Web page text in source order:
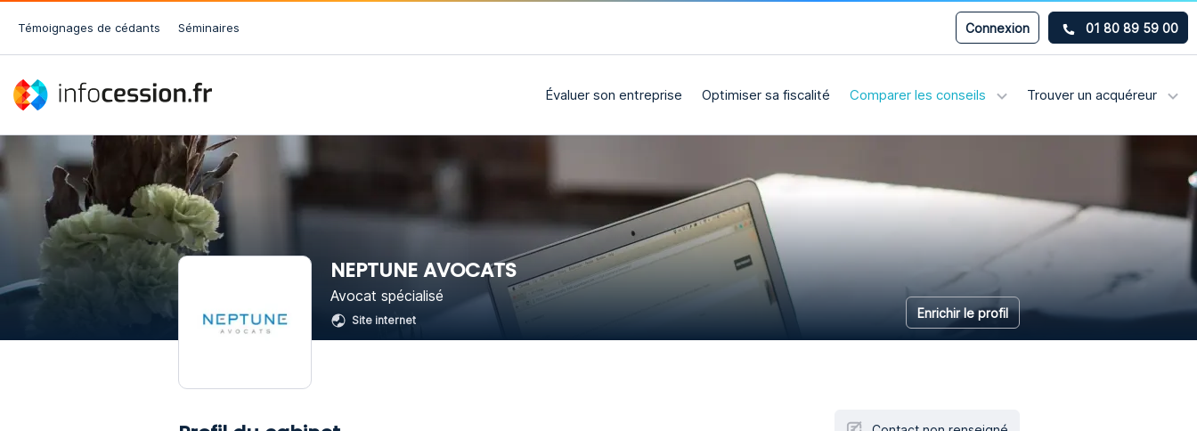
Témoignages de cédants Séminaires Connexion 01 80 89 59 00
Évaluer son entreprise Optimiser sa fiscalité Comparer les conseils Trouver un acquéreur
NEPTUNE AVOCATS
Avocat spécialisé
Site internet Enrichir le profil